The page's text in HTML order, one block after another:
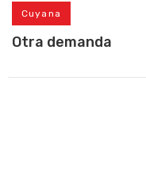
Cuyana
Otra demanda